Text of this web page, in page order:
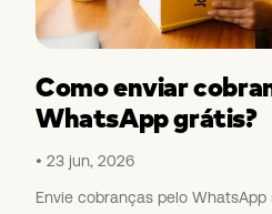
Como enviar
WhatsApp grátis?
23 jun, 2026
Envie cobranças pelo WhatsApp